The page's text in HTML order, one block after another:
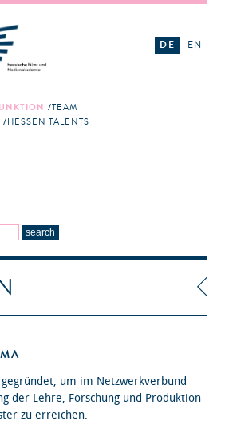
TEAM
HESSEN TALENTS
DE EN
um im Netzwerkverbund
der Lehre, Forschung und Produktion
zu erreichen.